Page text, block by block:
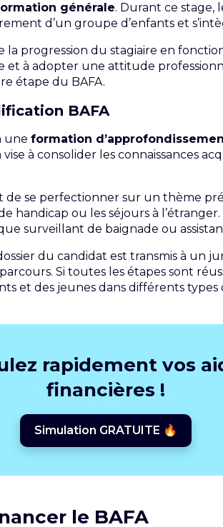
générale. Durant ce stage,
d’un groupe d’enfants et
progression du stagiaire en fonction
et à adopter une attitude
étape du BAFA.
BAFA
une formation
vise à consolider les connaissances
se perfectionner sur un thème
handicap ou les séjours à
surveillant de baignade ou
du candidat est transmis à un
Si toutes les étapes sont
et des jeunes dans différents types
rapidement vos
financières !
Simulation GRATUITE 🔥
le BAFA